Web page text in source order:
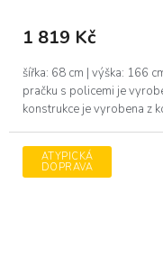
1 819 Kč
šířka: 68 cm | výška: 166
pračku s policemi je
konstrukce je vyrobena z
ATYPICKÁ
DOPRAVA